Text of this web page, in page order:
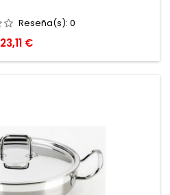
Reseña(s): 0
Precio
23,11 €